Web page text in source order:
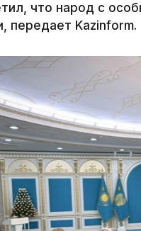
что народ с
передает Kazinform.